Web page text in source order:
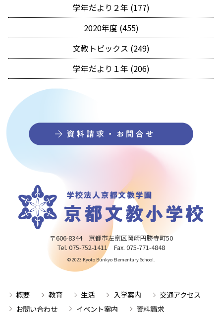
学年だより２年 (177)
2020年度 (455)
文教トピックス (249)
学年だより１年 (206)
〒606-8344 京都市左京区岡崎円勝寺町50
Tel. 075-752-1411 Fax. 075-771-4848
© 2023 Kyoto Bunkyo Elementary School.
概要 教育 生活 入学案内
交通アクセス
お問い合わせ
イベント案内 資料請求